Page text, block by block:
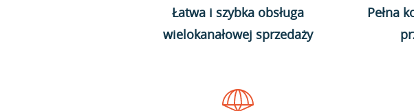
Łatwa i szybka obsługa
wielokanałowej sprzedaży
Pełna